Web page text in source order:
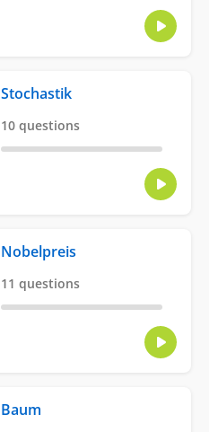
Stochastik
10 questions
Nobelpreis
11 questions
Baum